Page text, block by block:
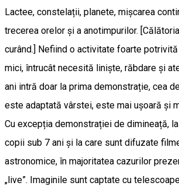
Lactee, constelații, planete, mișcarea
trecerea orelor și a anotimpurilor.
curând.] Nefiind o activitate foarte
mici, întrucât necesită liniște, răbdare și
ani intră doar la prima demonstrație, cea
este adaptată vârstei, este mai ușoară și
Cu excepția demonstrației de dimineață,
copii sub 7 ani și la care sunt difuzate
astronomice, în majoritatea cazurilor
„live”. Imaginile sunt captate cu